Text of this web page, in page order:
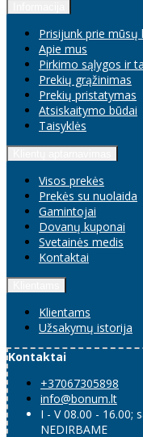
Prisijunk prie mūsų
Apie mus
Pirkimo sąlygos ir
Prekių grąžinimas
Prekių pristatymas
Atsiskaitymo būdai
Taisyklės
Visos prekės
Prekės su nuolaida
Gamintojai
Dovanų kuponai
Svetainės medis
Kontaktai
Klientams
Užsakymų istorija
Kontaktai
+37067305898
info@bonum.lt
I - V 08.00 - 16.00;
NEDIRBAME